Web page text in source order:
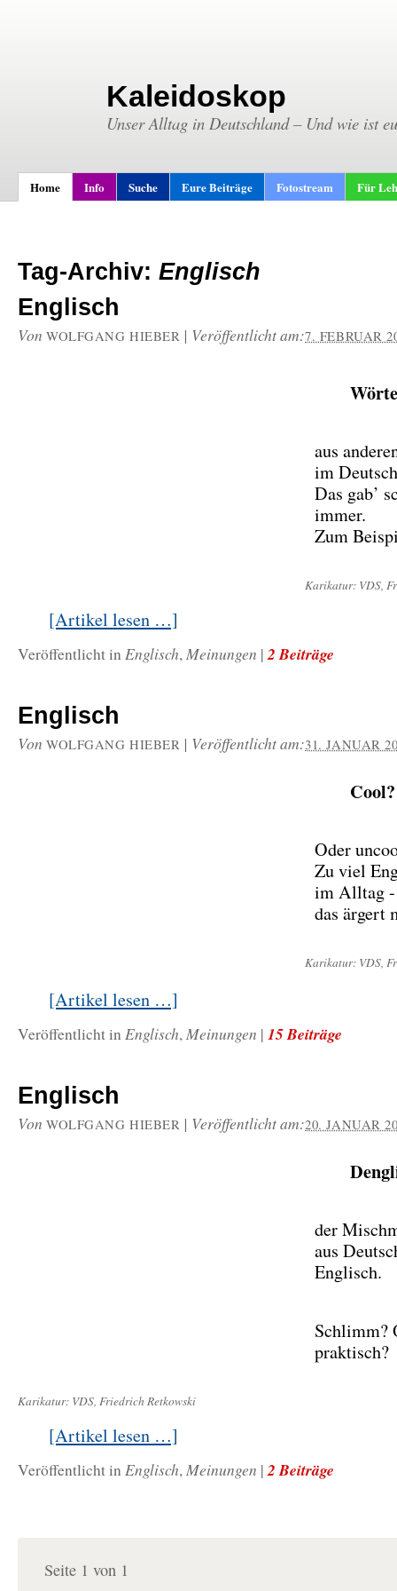
Kaleidoskop
Unser Alltag in Deutschland – Und wie ist
Home Info Suche Eure Beiträge Fotostream Für
Tag-Archiv: Englisch
Englisch
Von WOLFGANG HIEBER | Veröffentlicht am:7. FEBRUAR
aus
im
Das gab’
immer.
Zum
Karikatur: VDS,
[Artikel lesen …]
Veröffentlicht inEnglisch,Meinungen | 2 Beiträge
Englisch
Von WOLFGANG HIEBER | Veröffentlicht am:31. JANUAR
Cool?
Oder
Zu viel
im Alltag -
das ärgert
Karikatur: VDS,
[Artikel lesen …]
Veröffentlicht inEnglisch,Meinungen | 15 Beiträge
Englisch
Von WOLFGANG HIEBER | Veröffentlicht am:20. JANUAR
der
aus
Englisch.
Schlimm?
praktisch?
Karikatur: VDS, Friedrich Retkowski
[Artikel lesen …]
Veröffentlicht inEnglisch,Meinungen | 2 Beiträge
Seite 1 von 1